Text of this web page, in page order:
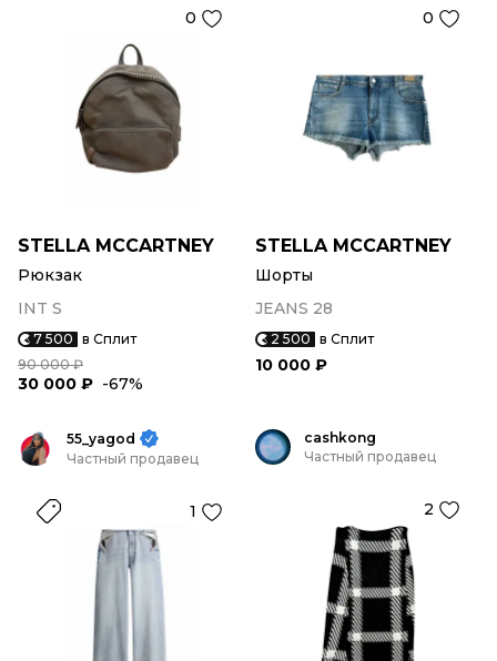
0
STELLA MCCARTNEY
Рюкзак
INT S
7 500 в Сплит
90 000 ₽
30 000 ₽ -67%
0
STELLA MCCARTNEY
Шорты
JEANS 28
2 500 в Сплит
10 000 ₽
55_yagod
Частный продавец
1
cashkong
Частный продавец
2